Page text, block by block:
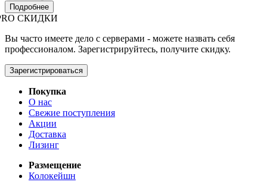
Подробнее
СКИДКИ
Вы часто имеете дело с серверами - можете назвать себя
профессионалом. Зарегистрируйтесь, получите скидку.
Зарегистрироваться
Покупка
О нас
Свежие поступления
Акции
Доставка
Лизинг
Размещение
Колокейшн